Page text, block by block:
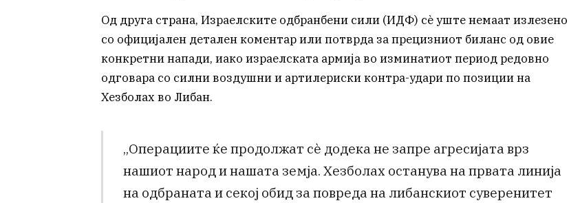
Од друга страна, Израелските одбранбени сили (ИДФ) сè уште немаат излезено
со официјален детален коментар или потврда за прецизниот биланс од овие
конкретни напади, иако израелската армија во изминатиот период редовно
одговара со силни воздушни и артилериски контра-удари по позиции на
Хезболах во Либан.
„Операциите ќе продолжат сè додека не запре агресијата врз
нашиот народ и нашата земја. Хезболах останува на првата линија
на одбраната и секој обид за повреда на либанскиот суверенитет